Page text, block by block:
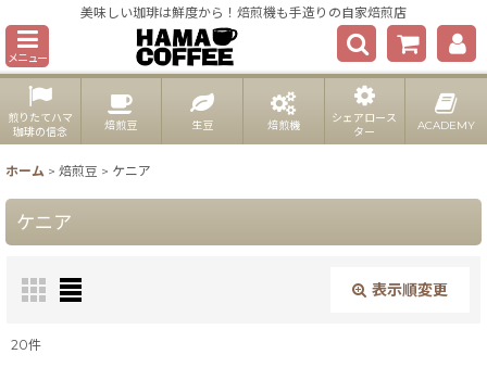
美味しい珈琲は鮮度から！焙煎機も手造りの自家焙煎店
メニュー
煎りたてハマ
珈琲の信念
焙煎豆 生豆 焙煎機
シェアロース
ター
ACADEMY
ホーム > 焙煎豆 > ケニア
ケニア
表示順変更
20件